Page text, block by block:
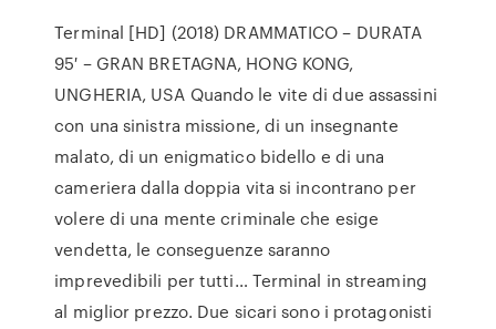
Terminal [HD] (2018) DRAMMATICO – DURATA
95′ – GRAN BRETAGNA, HONG KONG,
UNGHERIA, USA Quando le vite di due assassini
con una sinistra missione, di un insegnante
malato, di un enigmatico bidello e di una
cameriera dalla doppia vita si incontrano per
volere di una mente criminale che esige
vendetta, le conseguenze saranno
imprevedibili per tutti… Terminal in streaming
al miglior prezzo. Due sicari sono i protagonisti